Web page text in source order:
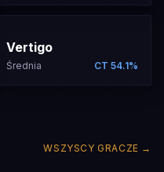
VERTIGO
Vertigo
Średnia CT 54.1%
WSZYSCY GRACZE →